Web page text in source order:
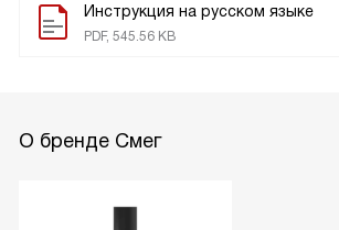
Инструкция на русском языке
PDF, 545.56 KB
О бренде Смег